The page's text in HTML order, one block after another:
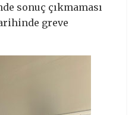
sonuç çıkmaması
greve